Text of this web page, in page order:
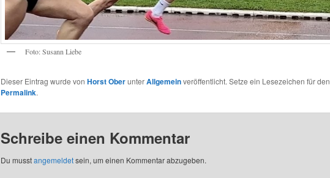
Foto: Susann Liebe
Dieser Eintrag wurde von Horst OberunterAllgemeinveröffentlicht. Setze ein Lesezeichen für den
Permalink.
Schreibe einen Kommentar
Du musstangemeldetsein, um einen Kommentar abzugeben.